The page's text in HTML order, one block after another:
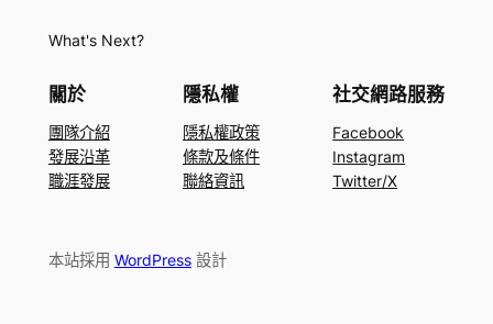
What's Next?
關於
團隊介紹
發展沿革
職涯發展
隱私權
隱私權政策
條款及條件
聯絡資訊
社交網路服務
Facebook
Instagram
Twitter/X
本站採用 WordPress設計